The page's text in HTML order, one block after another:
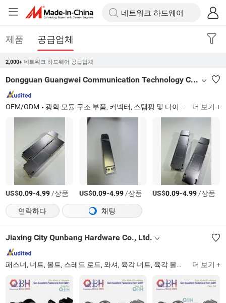
제품 공급업체
2,000+ 네트워크 하드웨어 공급업체
Dongguan Guangwei Communication Technology Co., Ltd.
OEM/ODM 광학 모듈 구조 부품, 커넥터, 스탬핑 및 다이 캐스팅 하드웨어 액세서리, 알루미늄 합금 구조 부품, 알루미늄 프로파일 시리즈, HDMI/DP 하우징 시리즈 더 보기 +
US$0.09-4.99/상품 US$0.09-4.99/상품 US$0.09-4.99/상품
연락하다
채팅
Jiaxing City Qunbang Hardware Co., Ltd.
패스너, 너트, 볼트, 스레드 로드, 와셔, 육각 너트, 육각 볼트, A194-2h, A325/A325m, A490/A490m 더 보기 +